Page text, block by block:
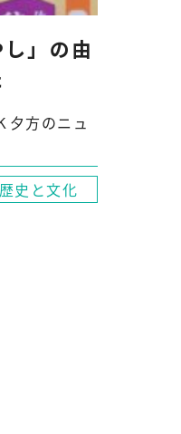
」の由
夕方のニュ
歴史と文化